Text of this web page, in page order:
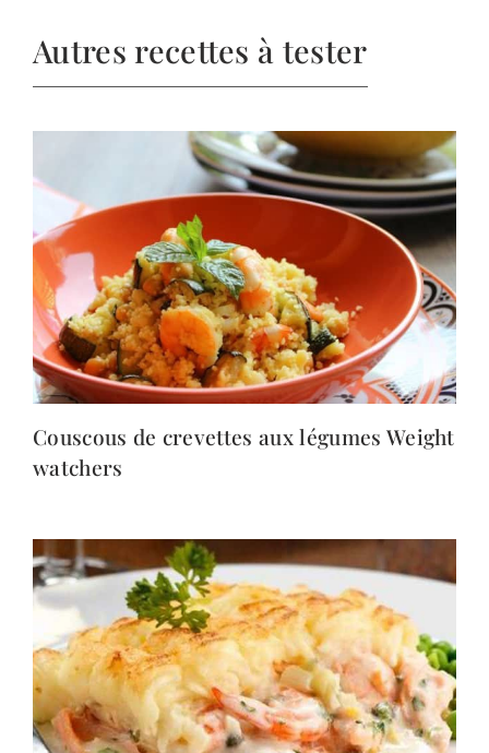
Autres recettes à tester
Couscous de crevettes aux légumes Weight
watchers